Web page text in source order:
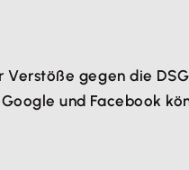
gegen die
und Facebook